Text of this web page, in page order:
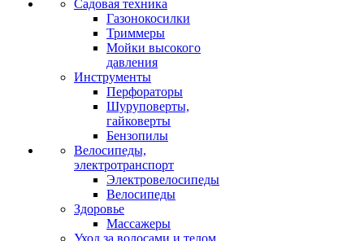
Садовая техника
Газонокосилки
Триммеры
Мойки высокого
давления
Инструменты
Перфораторы
Шуруповерты,
гайковерты
Бензопилы
Велосипеды,
электротранспорт
Электровелосипеды
Велосипеды
Здоровье
Массажеры
Уход за волосами и телом